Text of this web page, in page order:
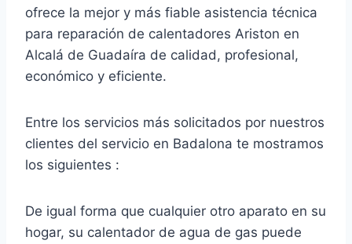
ofrece la mejor y más fiable asistencia técnica
para reparación de calentadores Ariston en
Alcalá de Guadaíra de calidad, profesional,
económico y eficiente.
Entre los servicios más solicitados por nuestros
clientes del servicio en Badalona te mostramos
los siguientes :
De igual forma que cualquier otro aparato en su
hogar, su calentador de agua de gas puede